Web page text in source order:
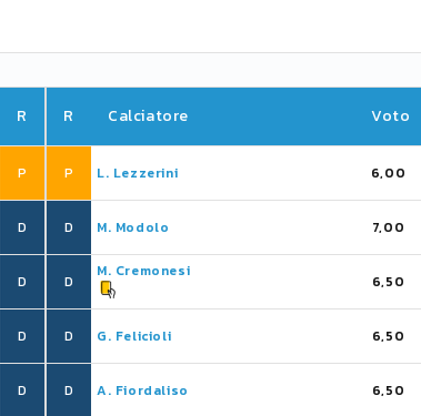
R
P
D
D
D
D
R Calciatore Voto
P L. Lezzerini 6,00
D M. Modolo 7,00
D
M. Cremonesi
6,50
D G. Felicioli 6,50
D A. Fiordaliso 6,50